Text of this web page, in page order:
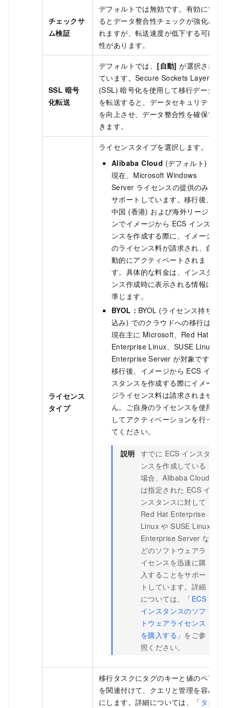
チェックサ
ム検証
デフォルトでは無効です。有効にす
るとデータ整合性チェックが強化さ
れますが、転送速度が低下する可能
性があります。
SSL 暗号
化転送
デフォルトでは、 [自動] が選択され
ています。Secure Sockets Layer
(SSL) 暗号化を使用して移行データ
を転送すると、データセキュリティ
を向上させ、データ整合性を確保で
きます。
ライセンス
タイプ
ライセンスタイプを選択します。
Alibaba Cloud (デフォルト)：
現在、Microsoft Windows
Server ライセンスの提供のみを
サポートしています。移行後、
中国 (香港) および海外リージョ
ンでイメージから ECS インスタ
ンスを作成する際に、イメージ
のライセンス料が請求され、自
動的にアクティベートされま
す。具体的な料金は、インスタ
ンス作成時に表示される情報に
準じます。
BYOL ： BYOL (ライセンス持ち
込み) でのクラウドへの移行は、
現在主に Microsoft、Red Hat
Enterprise Linux、SUSE Linux
Enterprise Server が対象です。
移行後、イメージから ECS イン
スタンスを作成する際にイメー
ジライセンス料は請求されませ
ん。ご自身のライセンスを使用
してアクティベーションを行っ
てください。
説明 すでに ECS インスタ
ンスを作成している
場合、Alibaba Cloud
は指定された ECS イ
ンスタンスに対して
Red Hat Enterprise
Linux や SUSE Linux
Enterprise Server な
どのソフトウェアラ
イセンスを迅速に購
入することをサポー
トしています。詳細
については、「ECS
インスタンスのソフ
トウェアライセンス
を購入する 」をご参
照ください。
移行タスクにタグのキーと値のペア
を関連付けて、クエリと管理を容易
にします。詳細については、「 タグ